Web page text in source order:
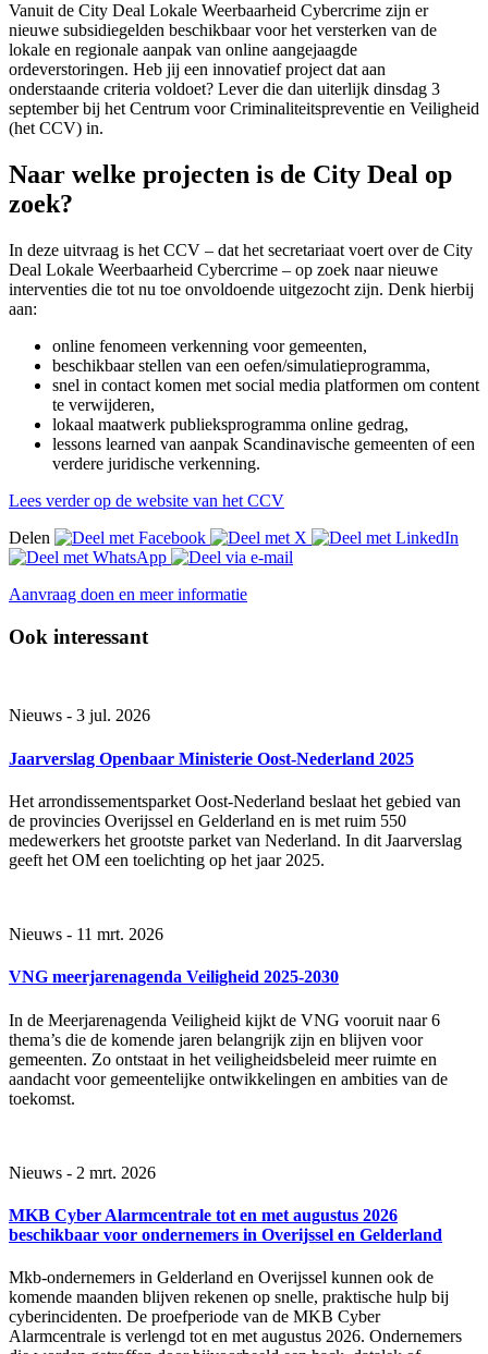
Vanuit de City Deal Lokale Weerbaarheid Cybercrime zijn er
nieuwe subsidiegelden beschikbaar voor het versterken van de
lokale en regionale aanpak van online aangejaagde
ordeverstoringen. Heb jij een innovatief project dat aan
onderstaande criteria voldoet? Lever die dan uiterlijk dinsdag 3
september bij het Centrum voor Criminaliteitspreventie en Veiligheid
(het CCV) in.
Naar welke projecten is de City Deal op
zoek?
In deze uitvraag is het CCV – dat het secretariaat voert over de City
Deal Lokale Weerbaarheid Cybercrime – op zoek naar nieuwe
interventies die tot nu toe onvoldoende uitgezocht zijn. Denk hierbij
aan:
online fenomeen verkenning voor gemeenten,
beschikbaar stellen van een oefen/simulatieprogramma,
snel in contact komen met social media platformen om content
te verwijderen,
lokaal maatwerk publieksprogramma online gedrag,
lessons learned van aanpak Scandinavische gemeenten of een
verdere juridische verkenning.
Lees verder op de website van het CCV
Delen
Aanvraag doen en meer informatie
Ook interessant
Nieuws - 3 jul. 2026
Jaarverslag Openbaar Ministerie Oost-Nederland 2025
Het arrondissementsparket Oost-Nederland beslaat het gebied van
de provincies Overijssel en Gelderland en is met ruim 550
medewerkers het grootste parket van Nederland. In dit Jaarverslag
geeft het OM een toelichting op het jaar 2025.
Nieuws - 11 mrt. 2026
VNG meerjarenagenda Veiligheid 2025-2030
In de Meerjarenagenda Veiligheid kijkt de VNG vooruit naar 6
thema’s die de komende jaren belangrijk zijn en blijven voor
gemeenten. Zo ontstaat in het veiligheidsbeleid meer ruimte en
aandacht voor gemeentelijke ontwikkelingen en ambities van de
toekomst.
Nieuws - 2 mrt. 2026
MKB Cyber Alarmcentrale tot en met augustus 2026
beschikbaar voor ondernemers in Overijssel en Gelderland
Mkb-ondernemers in Gelderland en Overijssel kunnen ook de
komende maanden blijven rekenen op snelle, praktische hulp bij
cyberincidenten. De proefperiode van de MKB Cyber
Alarmcentrale is verlengd tot en met augustus 2026. Ondernemers